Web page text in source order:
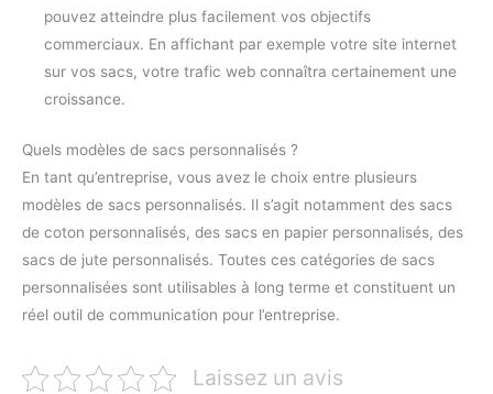
pouvez atteindre plus facilement vos objectifs
commerciaux. En affichant par exemple votre site internet
sur vos sacs, votre trafic web connaîtra certainement une
croissance.
Quels modèles de sacs personnalisés ?
En tant qu’entreprise, vous avez le choix entre plusieurs
modèles de sacs personnalisés. Il s’agit notamment des sacs
de coton personnalisés, des sacs en papier personnalisés, des
sacs de jute personnalisés. Toutes ces catégories de sacs
personnalisées sont utilisables à long terme et constituent un
réel outil de communication pour l’entreprise.
Laissez un avis